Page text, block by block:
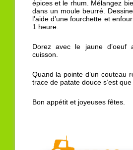
épices et le rhum. Mélangez
dans un moule beurré.
l’aide d’une fourchette et
1 heure.
Dorez avec le jaune d’oeuf
cuisson.
Quand la pointe d’un couteau
trace de patate douce s’est
Bon appétit et joyeuses fêtes.